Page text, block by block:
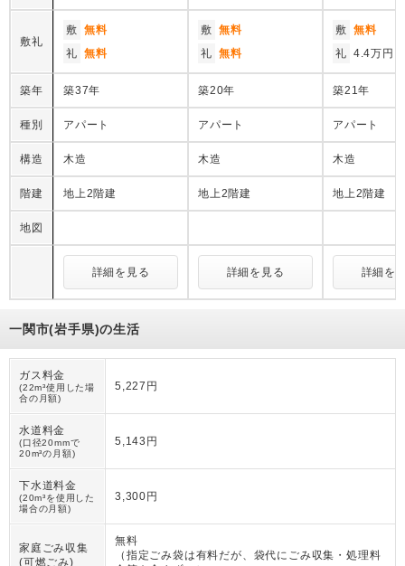
敷礼
敷 無料
礼 無料
敷 無料
礼 無料
敷 無料
礼 4.4万円
築年 築37年 築20年 築21年
種別 アパート アパート アパート
構造 木造 木造 木造
階建 地上2階建 地上2階建 地上2階建
地図
詳細を見る 詳細を見る 詳細を
一関市(岩手県)の生活
ガス料金
(22m³使用した場
合の月額)
5,227円
水道料金
(口径20mmで
20m³の月額)
5,143円
下水道料金
(20m³を使用した
場合の月額)
3,300円
家庭ごみ収集
(可燃ごみ)
無料
（ 指定ごみ袋は有料だが、袋代にごみ収集・処理料